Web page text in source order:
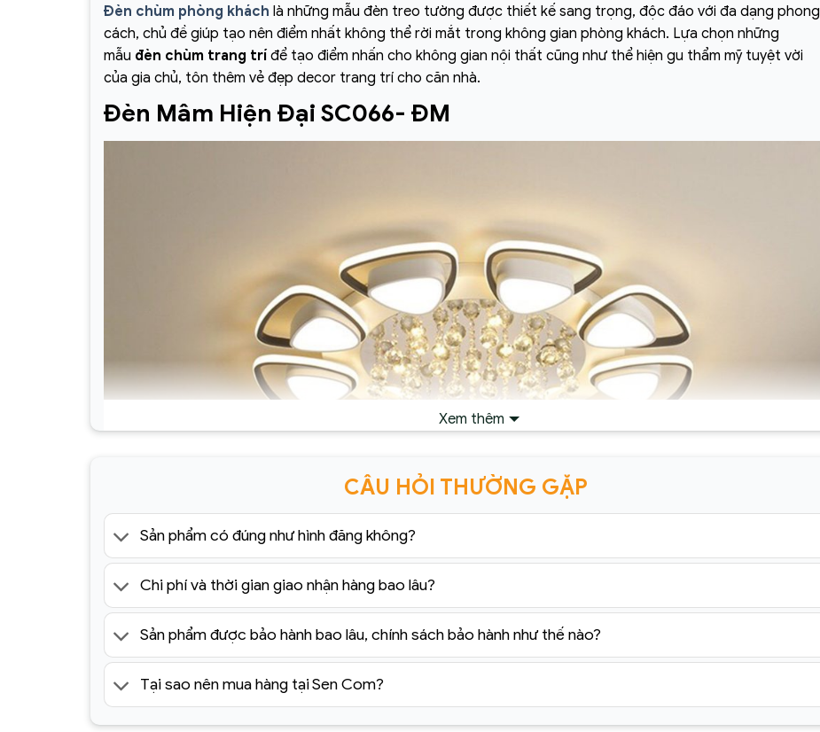
Đèn chùm phòng khách là những mẫu đèn treo tường được thiết kế sang trọng, độc đáo với đa dạng phong
cách, chủ đề giúp tạo nên điểm nhất không thể rời mắt trong không gian phòng khách. Lựa chọn những
mẫu đèn chùm trang trí để tạo điểm nhấn cho không gian nội thất cũng như thể hiện gu thẩm mỹ tuyệt vời
của gia chủ, tôn thêm vẻ đẹp decor trang trí cho căn nhà.
Đèn Mâm Hiện Đại SC066- ĐM
Xem thêm
CÂU HỎI THƯỜNG GẶP
Sản phẩm có đúng như hình đăng không?
Chi phí và thời gian giao nhận hàng bao lâu?
Sản phẩm được bảo hành bao lâu, chính sách bảo hành như thế nào?
Tại sao nên mua hàng tại Sen Com?